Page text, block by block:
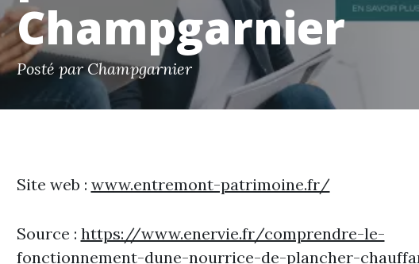
Champgarnier
Posté par Champgarnier
Site web : www.entremont-patrimoine.fr/
Source : https://www.enervie.fr/comprendre-le-
fonctionnement-dune-nourrice-de-plancher-